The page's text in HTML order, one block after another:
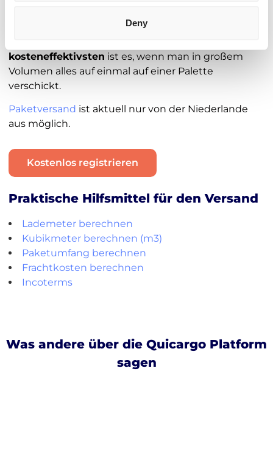
Deny
werden häufig versendet.
kosteneffektivsten ist es, wenn man in großem
Volumen alles auf einmal auf einer Palette
verschickt.
Paketversand ist aktuell nur von der Niederlande
aus möglich.
Kostenlos registrieren
Praktische Hilfsmittel für den Versand
Lademeter berechnen
Kubikmeter berechnen (m3)
Paketumfang berechnen
Frachtkosten berechnen
Incoterms
Was andere über die Quicargo Platform
sagen